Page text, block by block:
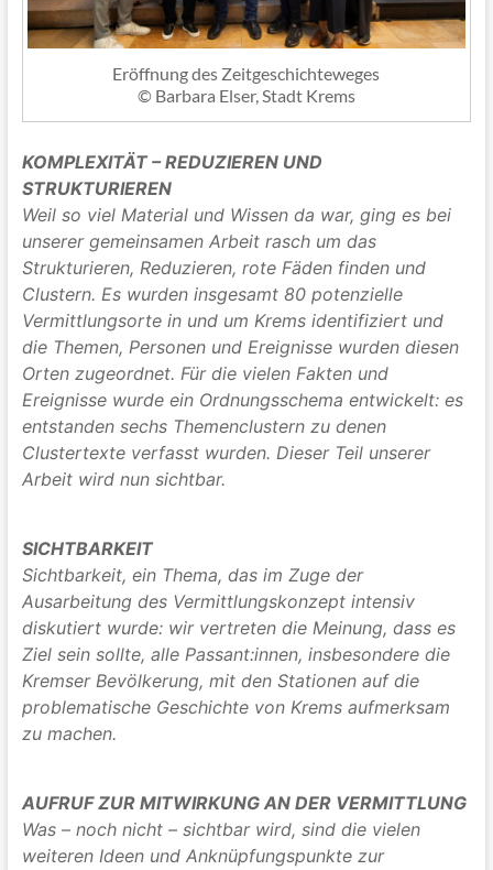
Eröffnung des Zeitgeschichteweges
© Barbara Elser, Stadt Krems
KOMPLEXITÄT – REDUZIEREN UND
STRUKTURIEREN
Weil so viel Material und Wissen da war, ging es bei
unserer gemeinsamen Arbeit rasch um das
Strukturieren, Reduzieren, rote Fäden finden und
Clustern. Es wurden insgesamt 80 potenzielle
Vermittlungsorte in und um Krems identifiziert und
die Themen, Personen und Ereignisse wurden diesen
Orten zugeordnet. Für die vielen Fakten und
Ereignisse wurde ein Ordnungsschema entwickelt: es
entstanden sechs Themenclustern zu denen
Clustertexte verfasst wurden. Dieser Teil unserer
Arbeit wird nun sichtbar.
SICHTBARKEIT
Sichtbarkeit, ein Thema, das im Zuge der
Ausarbeitung des Vermittlungskonzept intensiv
diskutiert wurde: wir vertreten die Meinung, dass es
Ziel sein sollte, alle Passant:innen, insbesondere die
Kremser Bevölkerung, mit den Stationen auf die
problematische Geschichte von Krems aufmerksam
zu machen.
AUFRUF ZUR MITWIRKUNG AN DER VERMITTLUNG
Was – noch nicht – sichtbar wird, sind die vielen
weiteren Ideen und Anknüpfungspunkte zur